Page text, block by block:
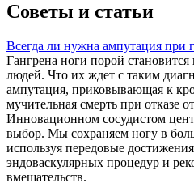
Советы и статьи
Всегда ли нужна ампутация при
Гангрена ноги порой
людей. Что их ждет с таким
ампутация, приковывающая к
мучительная смерть при отказе
Инновационном сосудистом
выбор. Мы сохраняем ногу в
используя передовые
эндоваскулярных процедур и
вмешательств.